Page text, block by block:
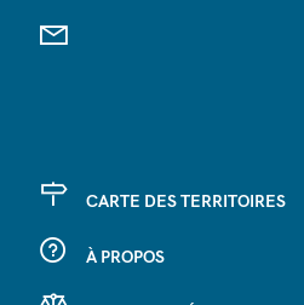
CARTE DES TERRITOIRES
À PROPOS